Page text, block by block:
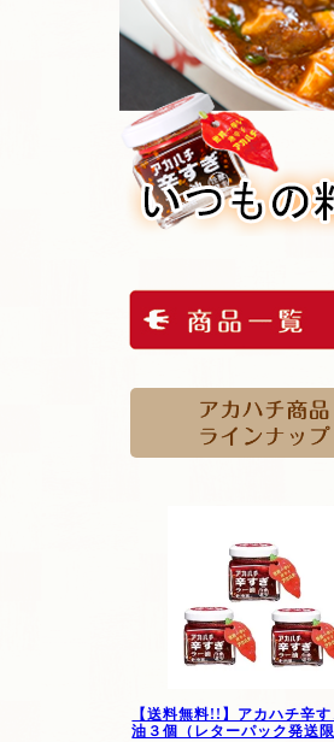
【送料無料!!】アカハチ辛
油３個（レターパック発送